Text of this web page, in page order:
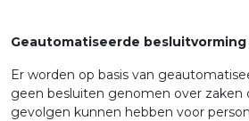
Geautomatiseerde besluitvorming
Er worden op basis van
geen besluiten genomen over zaken
gevolgen kunnen hebben voor